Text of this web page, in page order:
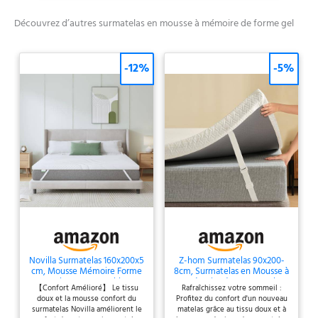
Novilla Sur Votre Matelas】
surmatelas 180x200 cm sont
équipés de bandes
élastiques antidérapantes,
qui peuvent verrouiller
fermement le surmatelas sur
le matelas. Le tissu inférieur
du surmatelas Novilla est un
tissu à particules
antidérapantes, ce qui
augmente la friction. Même
si vous roulez librement sur
immobile. ●【Maintenir Une
Température De Sommeil
Confortable】 L'intérieur du
Novilla surmatelas 180x200
cm est composé d'une
mousse à mémoire de forme
Découvrez d’autres surmatelas en mousse à mémoire de forme gel
Novilla Surmatelas 160x200x5
cm, Mousse Mémoire Forme
Gel, Housse Lavable
【Confort Amélioré】 Le tissu
doux et la mousse confort du
surmatelas Novilla améliorent le
-12%
Z-hom Surmatelas 90x200-
8cm, Surmatelas en Mousse à
Mémoire de Forme Gel,
Mousse en Matériau Bambou,
Évacuation de L'humidité,
avec Design Antidérapant et
Rafraîchissez votre sommeil :
Profitez du confort d'un nouveau
matelas grâce au tissu doux et à
-5%